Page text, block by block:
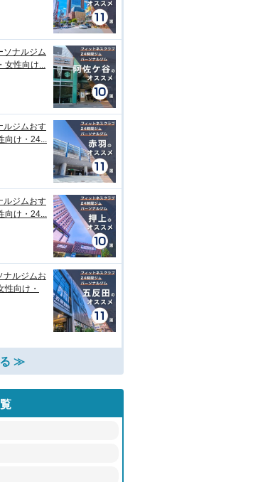
ソナルジム
女性向け...
ルジムおす
向け・24...
ルジムおす
向け・24...
ナルジムお
性向け・
る ≫